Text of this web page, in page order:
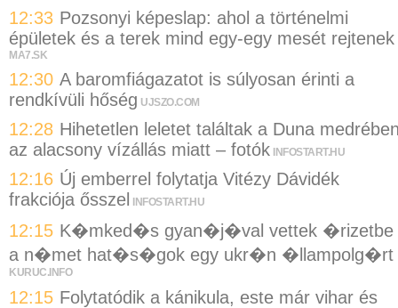
12:33 Pozsonyi képeslap: ahol a történelmi
épületek és a terek mind egy-egy mesét rejtenek
MA7.SK
12:30 A baromfiágazatot is súlyosan érinti a
rendkívüli hőség UJSZO.COM
12:28 Hihetetlen leletet találtak a Duna
az alacsony vízállás miatt – fotók INFOSTART.HU
12:16 Új emberrel folytatja Vitézy Dávidék
frakciója ősszel INFOSTART.HU
12:15 K�mked�s gyan�j�val vettek �rizetbe
a n�met hat�s�gok egy ukr�n �llampolg�rt
KURUC.INFO
12:15 Folytatódik a kánikula, este már vihar és